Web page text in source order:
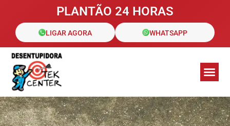
PLANTÃO 24 HORAS
LIGAR AGORA WHATSAPP